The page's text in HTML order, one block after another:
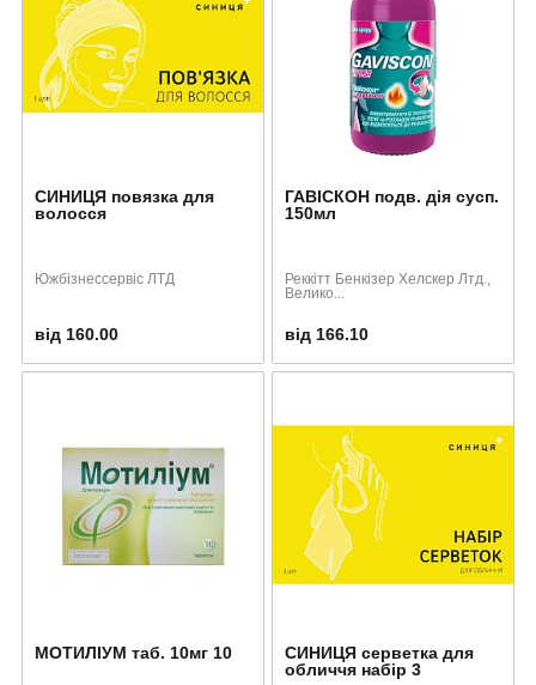
СИНИЦЯ повязка для
волосся
Южбізнессервіс ЛТД
від 160.00
ГАВІСКОН подв. дія сусп.
150мл
Реккітт Бенкізер Хелскер Лтд.,
Велико...
від 166.10
МОТИЛІУМ таб. 10мг 10
СИНИЦЯ серветка для
обличчя набір 3